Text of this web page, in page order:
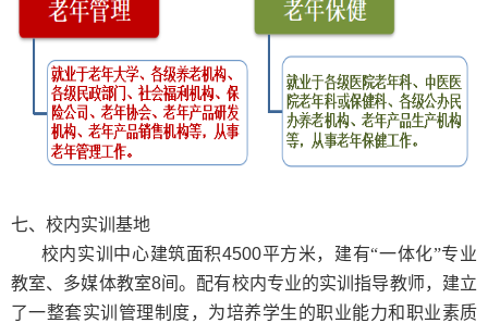
七、校内实训基地
校内实训中心建筑面积4500平方米，建有“一体化”专业
教室、多媒体教室8间。配有校内专业的实训指导教师，建立
了一整套实训管理制度，为培养学生的职业能力和职业素质